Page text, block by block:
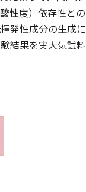
性度）依存性との
発性成分の生成に
結果を実大気試料